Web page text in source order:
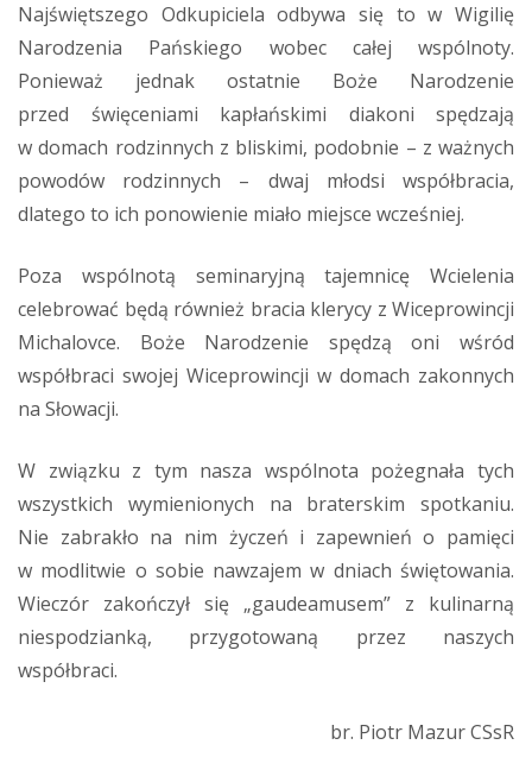
Najświętszego Odkupiciela odbywa się to w Wigilię
Narodzenia Pańskiego wobec całej wspólnoty.
Ponieważ jednak ostatnie Boże Narodzenie
przed święceniami kapłańskimi diakoni spędzają
w domach rodzinnych z bliskimi, podobnie – z ważnych
powodów rodzinnych – dwaj młodsi współbracia,
dlatego to ich ponowienie miało miejsce wcześniej.
Poza wspólnotą seminaryjną tajemnicę Wcielenia
celebrować będą również bracia klerycy z Wiceprowincji
Michalovce. Boże Narodzenie spędzą oni wśród
współbraci swojej Wiceprowincji w domach zakonnych
na Słowacji.
W związku z tym nasza wspólnota pożegnała tych
wszystkich wymienionych na braterskim spotkaniu.
Nie zabrakło na nim życzeń i zapewnień o pamięci
w modlitwie o sobie nawzajem w dniach świętowania.
Wieczór zakończył się „gaudeamusem” z kulinarną
niespodzianką, przygotowaną przez naszych
współbraci.
br. Piotr Mazur CSsR